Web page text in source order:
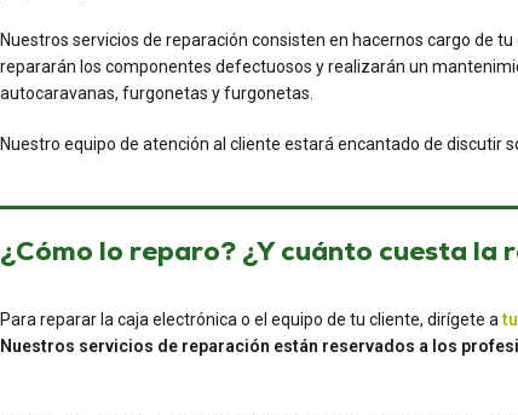
Nuestros servicios de reparación consisten en hacernos cargo de
repararán los componentes defectuosos y realizarán un
autocaravanas, furgonetas y furgonetas.
Nuestro equipo de atención al cliente estará encantado de discutir
¿Cómo lo reparo? ¿Y cuánto cuesta la
Para reparar la caja electrónica o el equipo de tu cliente, dirígete a
Nuestros servicios de reparación están reservados a los